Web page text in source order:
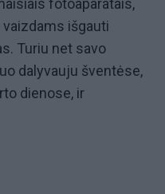
fotoaparatais,
išgauti
Turiu net savo
dalyvauju šventėse,
dienose, ir